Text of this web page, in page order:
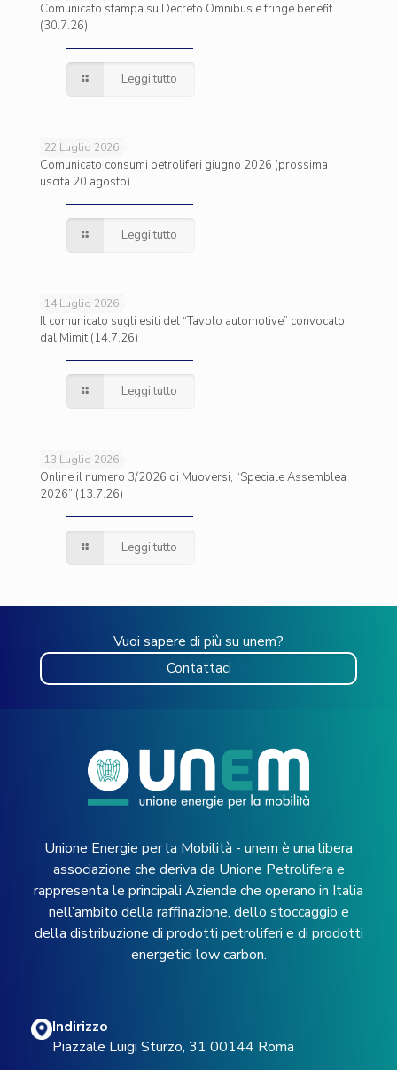
Comunicato stampa su Decreto Omnibus e fringe benefit
(30.7.26)
Leggi tutto
22 Luglio 2026
Comunicato consumi petroliferi giugno 2026 (prossima
uscita 20 agosto)
Leggi tutto
14 Luglio 2026
Il comunicato sugli esiti del “Tavolo automotive” convocato
dal Mimit (14.7.26)
Leggi tutto
13 Luglio 2026
Online il numero 3/2026 di Muoversi, “Speciale Assemblea
2026” (13.7.26)
Leggi tutto
Vuoi sapere di più su unem?
Contattaci
Unione Energie per la Mobilità - unem è una libera
associazione che deriva da Unione Petrolifera e
rappresenta le principali Aziende che operano in Italia
nell’ambito della raffinazione, dello stoccaggio e
della distribuzione di prodotti petroliferi e di prodotti
energetici low carbon.
Indirizzo
Piazzale Luigi Sturzo, 31 00144 Roma